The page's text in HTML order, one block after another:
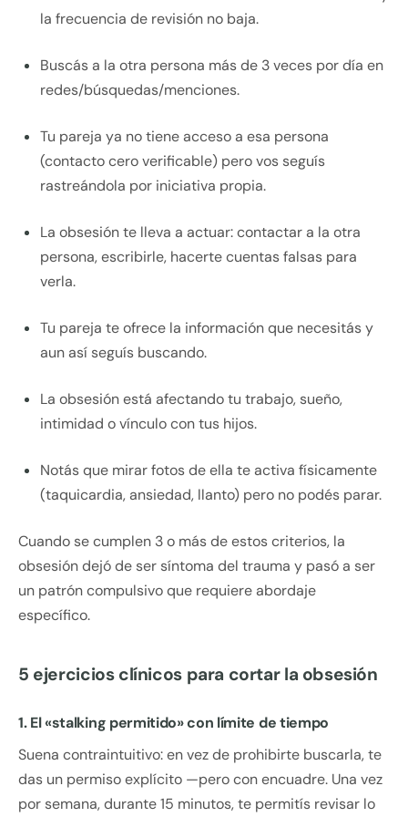
la frecuencia de revisión no baja.
Buscás a la otra persona más de 3 veces por día en
redes/búsquedas/menciones.
Tu pareja ya no tiene acceso a esa persona
(contacto cero verificable) pero vos seguís
rastreándola por iniciativa propia.
La obsesión te lleva a actuar: contactar a la otra
persona, escribirle, hacerte cuentas falsas para
verla.
Tu pareja te ofrece la información que necesitás y
aun así seguís buscando.
La obsesión está afectando tu trabajo, sueño,
intimidad o vínculo con tus hijos.
Notás que mirar fotos de ella te activa físicamente
(taquicardia, ansiedad, llanto) pero no podés parar.
Cuando se cumplen 3 o más de estos criterios, la
obsesión dejó de ser síntoma del trauma y pasó a ser
un patrón compulsivo que requiere abordaje
específico.
5 ejercicios clínicos para cortar la obsesión
1. El «stalking permitido» con límite de tiempo
Suena contraintuitivo: en vez de prohibirte buscarla, te
das un permiso explícito —pero con encuadre. Una vez
por semana, durante 15 minutos, te permitís revisar lo